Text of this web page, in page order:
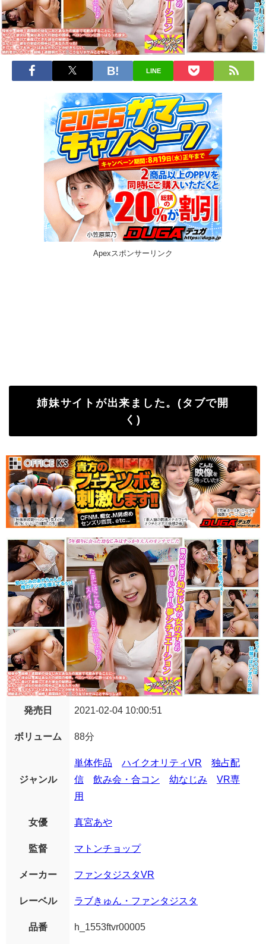
LINE
Apexスポンサーリンク
姉妹サイトが出来ました。(タブで開
く)
発売日 2021-02-04 10:00:51
ボリューム 88分
ジャンル
単体作品 ハイクオリティVR
独占配
信
飲み会・合コン 幼なじみ
VR専
用
女優 真宮あや
監督 マトンチョップ
メーカー ファンタジスタVR
レーベル ラブきゅん・ファンタジスタ
品番 h_1553ftvr00005